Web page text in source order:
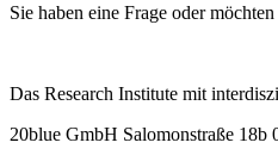
Sie haben eine Frage oder
Das Research Institute mit
20blue GmbH Salomonstraße 18b